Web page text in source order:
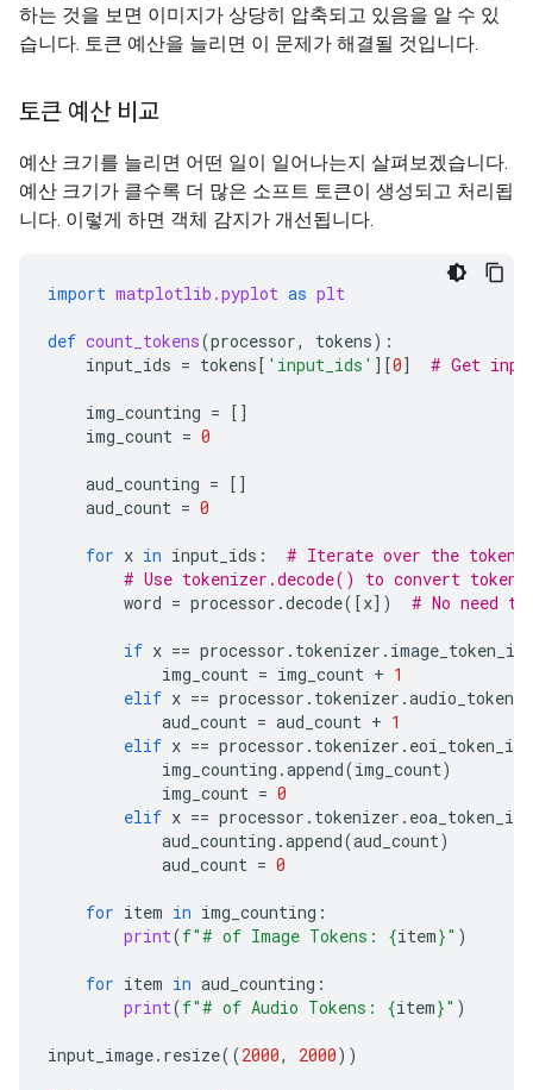
하는 것을 보면 이미지가 상당히 압축되고 있음을 알 수 있
습니다. 토큰 예산을 늘리면 이 문제가 해결될 것입니다.
토큰 예산 비교
예산 크기를 늘리면 어떤 일이 일어나는지 살펴보겠습니다.
예산 크기가 클수록 더 많은 소프트 토큰이 생성되고 처리됩
니다. 이렇게 하면 객체 감지가 개선됩니다.
import matplotlib.pyplot as plt
def count_tokens(processor, tokens):
input_ids = tokens[ 'input_ids' ][0] # Get
img_counting = []
img_count = 0
aud_counting = []
aud_count = 0
for x in input_ids :
# Iterate over the token
# Use tokenizer.decode() to convert tokens
word = processor .decode([x]) # No need
if x == processor . tokenizer . image_token_id
img_count = img_count + 1
elif x == processor . tokenizer .
aud_count = aud_count + 1
elif x == processor . tokenizer . eoi_token_id
img_counting .append(img_count)
img_count = 0
elif x == processor . tokenizer . eoa_token_id
aud_counting .append(aud_count)
aud_count = 0
for item in img_counting :
print(f"# of Image Tokens: {item}" )
for item in aud_counting :
print(f"# of Audio Tokens: {item}" )
input_image. resize((2000, 2000))